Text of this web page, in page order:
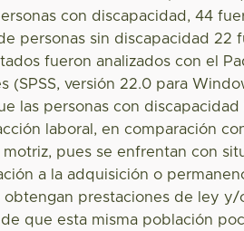
con discapacidad, 44
personas sin discapacidad 22
fueron analizados con el
(SPSS, versión 22.0 para
las personas con
laboral, en comparación
pues se enfrentan con
a la adquisición o
prestaciones de ley y/
que esta misma población